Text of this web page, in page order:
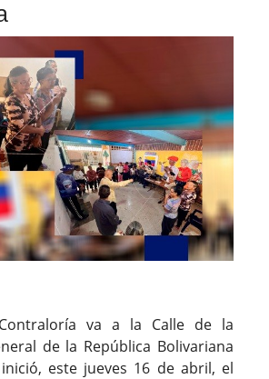
va a la Calle de la
de la República Bolivariana
este jueves 16 de abril, el